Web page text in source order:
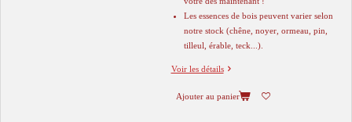
Les essences de bois peuvent varier selon
notre stock (chêne, noyer, ormeau, pin,
tilleul, érable, teck...).
Voir les détails
Ajouter au panier